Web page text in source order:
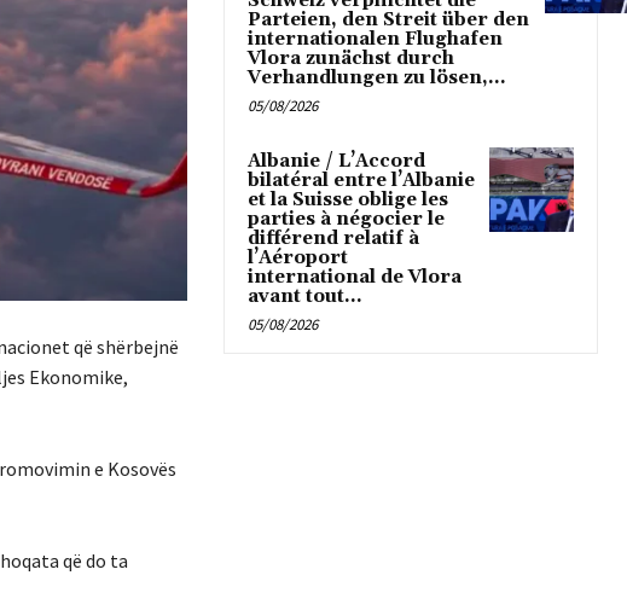
që shërbejnë
Ekonomike,
e Kosovës
që do ta
Parteien, den Streit über den
internationalen Flughafen
Vlora zunächst durch
Verhandlungen zu lösen,...
05/08/2026
Albanie / L’Accord
bilatéral entre l’Albanie
et la Suisse oblige les
parties à négocier le
différend relatif à
l’Aéroport
international de Vlora
avant tout...
05/08/2026